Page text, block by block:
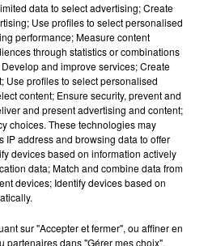
l'élément
compte-tenu du refus
que vous avez exprimé. Si
merci de nous donner
sur le bouton ci-
dessous.
data to select advertising; Create
Use profiles to select personalised
performance; Measure content
through statistics or combinations
and improve services; Create
Use profiles to select personalised
content; Ensure security, prevent and
and present advertising and content;
choices. These technologies may
IP address and browsing data to offer
devices based on information actively
data; Match and combine data from
devices; Identify devices based on
sur "Accepter et fermer", ou affiner en
partenaires dans "Gérer mes choix".